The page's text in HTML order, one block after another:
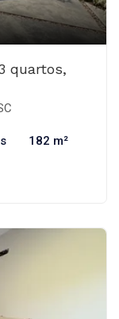
quartos,
182 m²